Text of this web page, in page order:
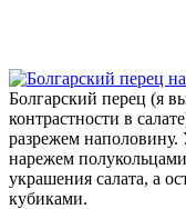
Болгарский перец (я
контрастности в
разрежем
нарежем
украшения салата, а
кубиками.